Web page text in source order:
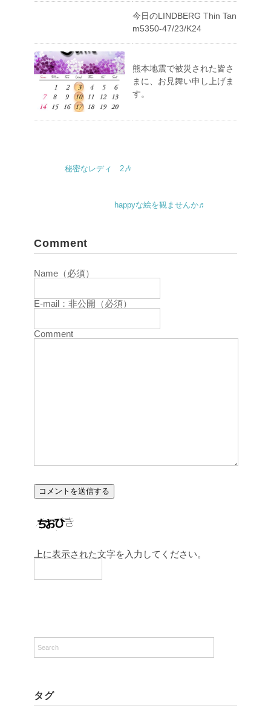
今日のLINDBERG Thin Tan
m5350-47/23/K24
熊本地震で被災された皆さ
まに、お見舞い申し上げま
す。
秘密なレディ 2🎶
happyな絵を観ませんか♬
Comment
Name（必須）
E-mail：非公開（必須）
Comment
上に表示された文字を入力してください。
タグ